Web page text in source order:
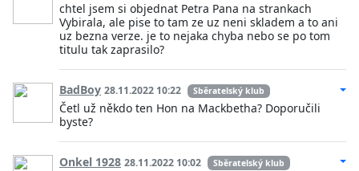
chtel jsem si objednat Petra Pana na strankach
Vybirala, ale pise to tam ze uz neni skladem a to ani
uz bezna verze. je to nejaka chyba nebo se po tom
titulu tak zaprasilo?
BadBoy 28.11.2022 10:22 Sběratelský klub
Četl už někdo ten Hon na Mackbetha? Doporučili
byste?
Onkel 1928 28.11.2022 10:02 Sběratelský klub